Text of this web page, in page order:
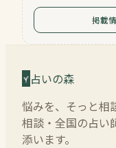
掲載
占いの森
悩みを、そっと相
相談・全国の占い
添います。